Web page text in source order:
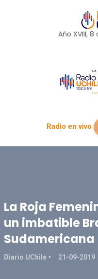
Año XVIII, 8
Radio en vivo
La Roja
un imbatible
Sudamericana
Diario UChile 21-09-2019